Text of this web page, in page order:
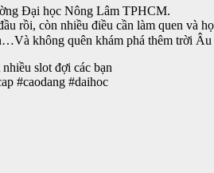
Đại học Nông Lâm TPHCM.
rồi, còn nhiều điều cần làm quen và
không quên khám phá thêm trời Âu
slot đợi các bạn
#caodang #daihoc